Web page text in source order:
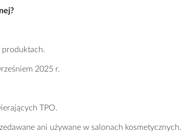
produktach.
2025 r.
TPO.
ani używane w salonach kosmetycznych.